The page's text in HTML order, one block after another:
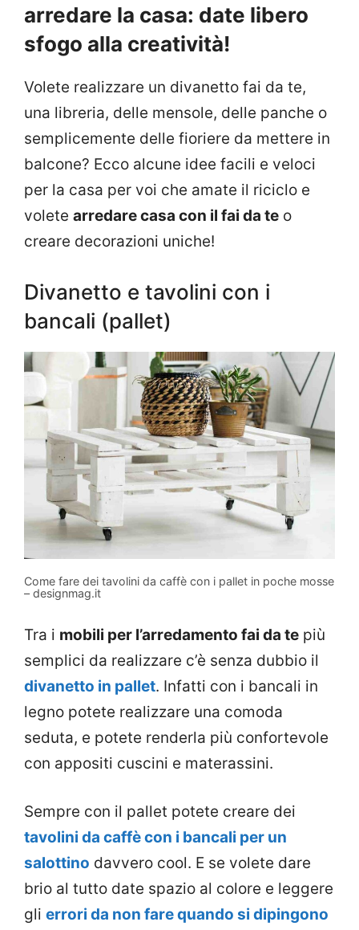
arredare la casa: date libero
sfogo alla creatività!
Volete realizzare un divanetto fai da te,
una libreria, delle mensole, delle panche o
semplicemente delle fioriere da mettere in
balcone? Ecco alcune idee facili e veloci
per la casa per voi che amate il riciclo e
volete arredare casa con il fai da te o
creare decorazioni uniche!
Divanetto e tavolini con i
bancali (pallet)
Come fare dei tavolini da caffè con i pallet in poche mosse
– designmag.it
Tra i mobili per l’arredamento fai da te più
semplici da realizzare c’è senza dubbio il
divanetto in pallet. Infatti con i bancali in
legno potete realizzare una comoda
seduta, e potete renderla più confortevole
con appositi cuscini e materassini.
Sempre con il pallet potete creare dei
tavolini da caffè con i bancali per un
salottino davvero cool. E se volete dare
brio al tutto date spazio al colore e leggere
gli errori da non fare quando si dipingono